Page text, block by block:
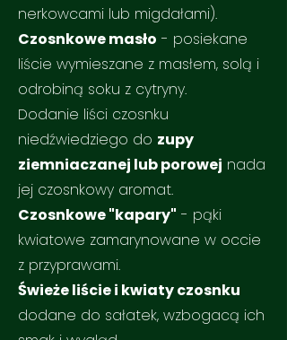
nerkowcami lub migdałami).
Czosnkowe masło - posiekane
liście wymieszane z masłem, solą i
odrobiną soku z cytryny.
Dodanie liści czosnku
niedźwiedziego do zupy
ziemniaczanej lub porowej nada
jej czosnkowy aromat.
Czosnkowe "kapary" - pąki
kwiatowe zamarynowane w occie
z przyprawami.
Świeże liście i kwiaty czosnku
dodane do sałatek, wzbogacą ich